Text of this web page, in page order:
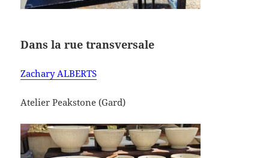
Dans la rue transversale
Zachary ALBERTS
Atelier Peakstone (Gard)